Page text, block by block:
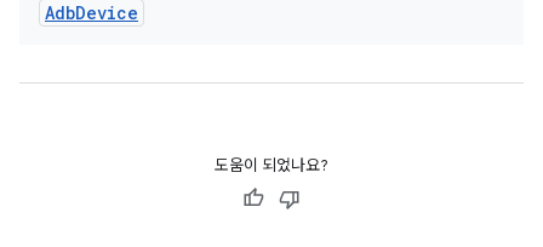
AdbDevice
도움이 되었나요?